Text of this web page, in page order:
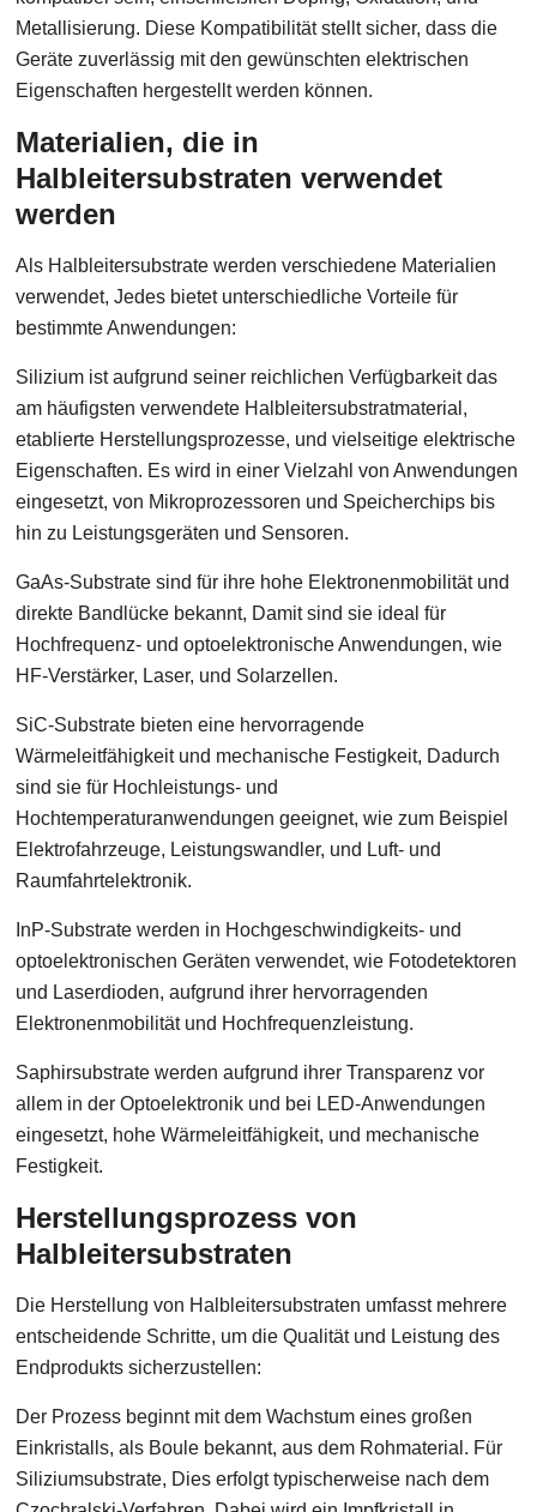
Metallisierung. Diese Kompatibilität stellt sicher, dass die
Geräte zuverlässig mit den gewünschten elektrischen
Eigenschaften hergestellt werden können.
Materialien, die in
Halbleitersubstraten verwendet
werden
Als Halbleitersubstrate werden verschiedene Materialien
verwendet, Jedes bietet unterschiedliche Vorteile für
bestimmte Anwendungen:
Silizium ist aufgrund seiner reichlichen Verfügbarkeit das
am häufigsten verwendete Halbleitersubstratmaterial,
etablierte Herstellungsprozesse, und vielseitige elektrische
Eigenschaften. Es wird in einer Vielzahl von Anwendungen
eingesetzt, von Mikroprozessoren und Speicherchips bis
hin zu Leistungsgeräten und Sensoren.
GaAs-Substrate sind für ihre hohe Elektronenmobilität und
direkte Bandlücke bekannt, Damit sind sie ideal für
Hochfrequenz- und optoelektronische Anwendungen, wie
HF-Verstärker, Laser, und Solarzellen.
SiC-Substrate bieten eine hervorragende
Wärmeleitfähigkeit und mechanische Festigkeit, Dadurch
sind sie für Hochleistungs- und
Hochtemperaturanwendungen geeignet, wie zum Beispiel
Elektrofahrzeuge, Leistungswandler, und Luft- und
Raumfahrtelektronik.
InP-Substrate werden in Hochgeschwindigkeits- und
optoelektronischen Geräten verwendet, wie Fotodetektoren
und Laserdioden, aufgrund ihrer hervorragenden
Elektronenmobilität und Hochfrequenzleistung.
Saphirsubstrate werden aufgrund ihrer Transparenz vor
allem in der Optoelektronik und bei LED-Anwendungen
eingesetzt, hohe Wärmeleitfähigkeit, und mechanische
Festigkeit.
Herstellungsprozess von
Halbleitersubstraten
Die Herstellung von Halbleitersubstraten umfasst mehrere
entscheidende Schritte, um die Qualität und Leistung des
Endprodukts sicherzustellen:
Der Prozess beginnt mit dem Wachstum eines großen
Einkristalls, als Boule bekannt, aus dem Rohmaterial. Für
Siliziumsubstrate, Dies erfolgt typischerweise nach dem